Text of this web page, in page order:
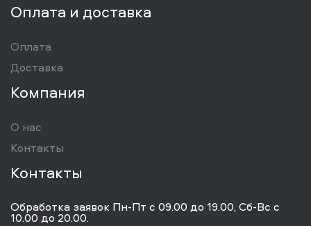
Оплата и доставка
Оплата
Доставка
Компания
О нас
Контакты
Контакты
Обработка заявок Пн-Пт с 09.00 до 19.00, Сб-Вс с
10.00 до 20.00.